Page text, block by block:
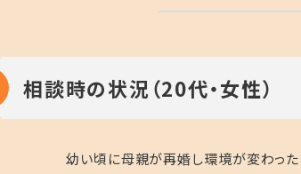
相談時の状況（20代・女性）
幼い頃に母親が再婚し環境が変わった